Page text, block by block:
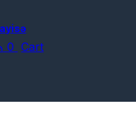
0 Cart